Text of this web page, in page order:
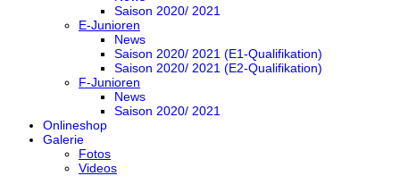
Saison 2020/ 2021
E-Junioren
News
Saison 2020/ 2021 (E1-Qualifikation)
Saison 2020/ 2021 (E2-Qualifikation)
F-Junioren
News
Saison 2020/ 2021
Onlineshop
Galerie
Fotos
Videos